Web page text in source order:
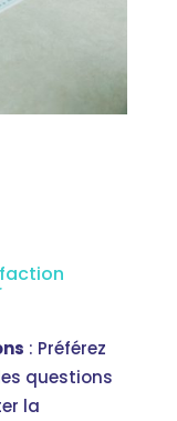
: Préférez
questions
la